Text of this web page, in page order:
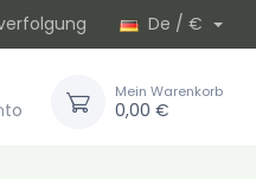
De / €
Mein Warenkorb
0,00 €